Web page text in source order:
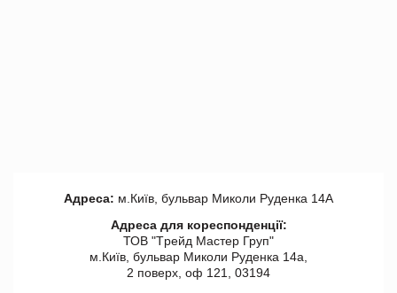
Адреса: м.Київ, бульвар Миколи Руденка 14А
Адреса для кореспонденції:
ТОВ "Tрейд Мастер Груп"
м.Київ, бульвар Миколи Руденка 14а,
2 поверх, оф 121, 03194